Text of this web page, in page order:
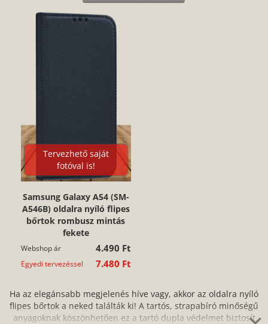
Tervezhető saját
fotóval is!
Samsung Galaxy A54 (SM-
A546B) oldalra nyíló flipes
bőrtok rombusz mintás
fekete
Webshop ár 4.490 Ft
Egyedi tervezéssel 7.480 Ft
Ha az elegánsabb megjelenés híve vagy, akkor az oldalra nyíló
flipes bőrtok a neked találták ki! A tartós, strapabíró minőségű
anyagoknak köszönhetően ez a tartó dupla védelmet biztosít